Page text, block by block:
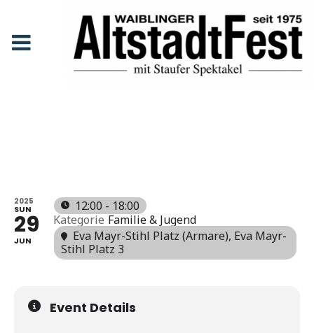
Kleiner Rummel
Anfang Events Kleiner Rummel
2025
SUN
29
JUN
12:00 - 18:00
Kategorie Familie & Jugend
Eva Mayr-Stihl Platz (Armare), Eva Mayr-
Stihl Platz 3
Event Details